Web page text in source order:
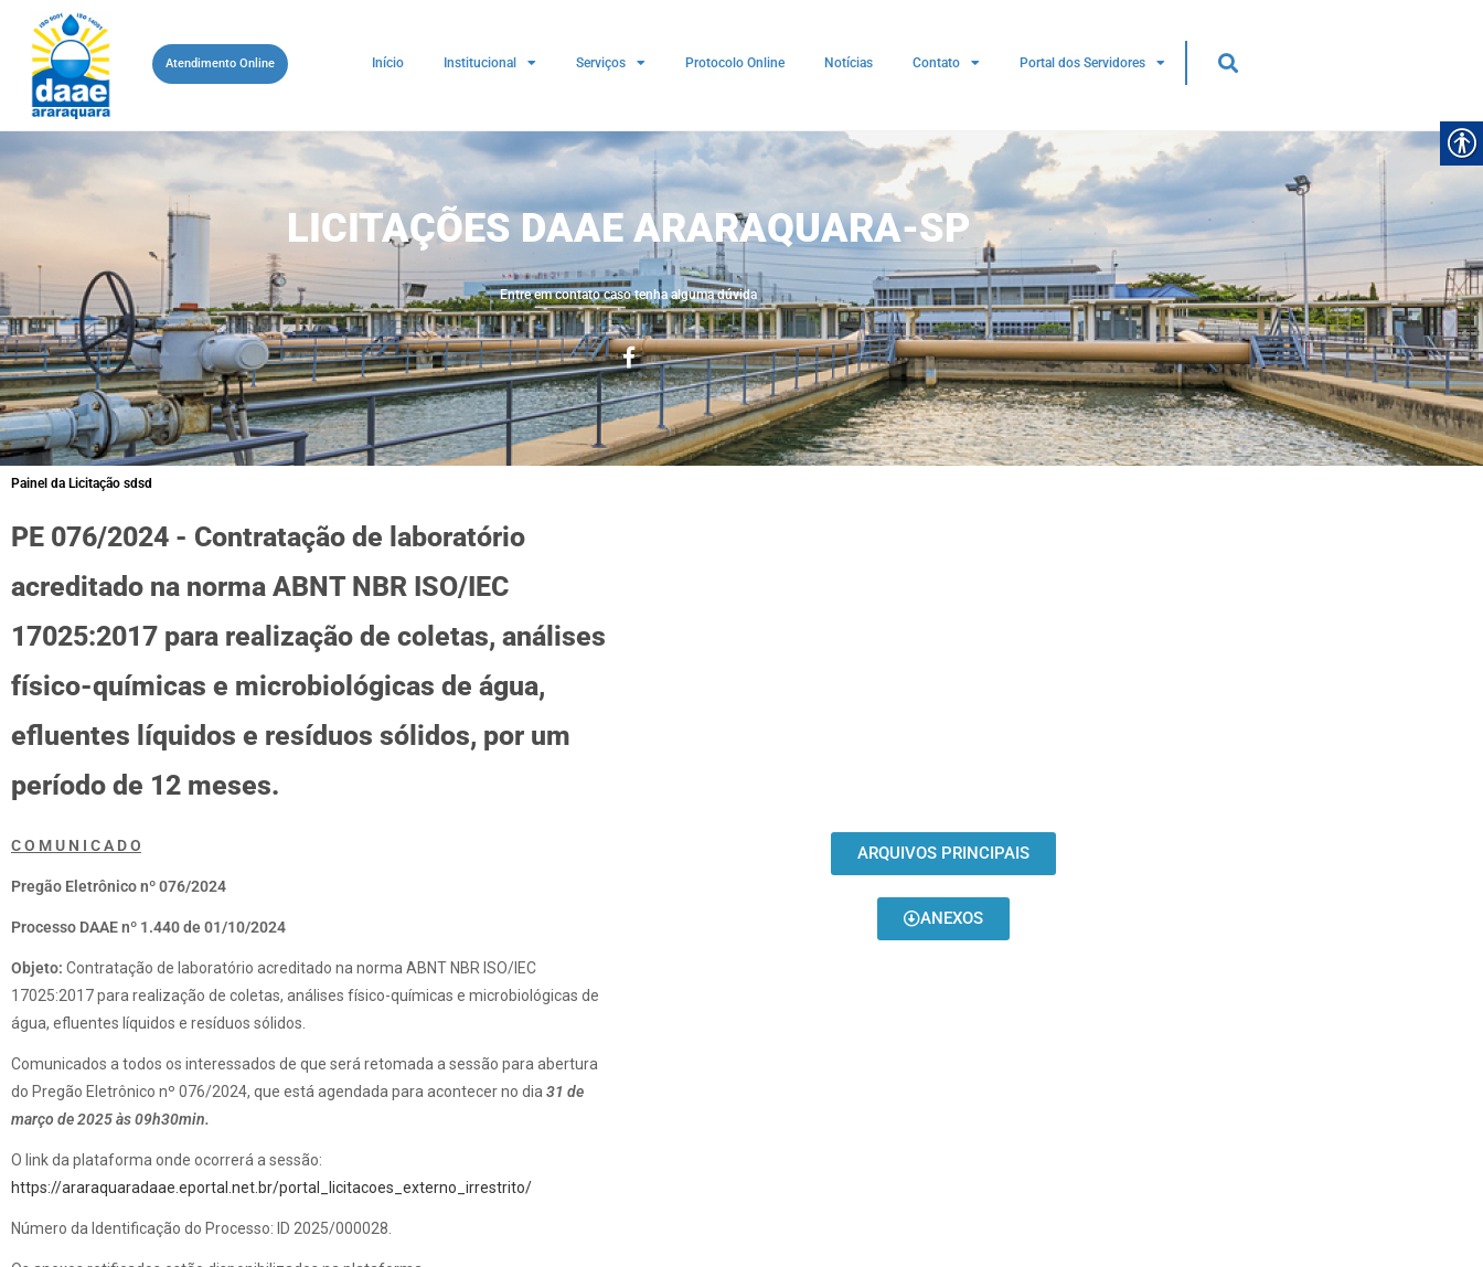
Atendimento Online Início Institucional Serviços Protocolo Online Notícias Contato Portal dos Servidores
LICITAÇÕES DAAE ARARAQUARA-SP
Entre em contato caso tenha alguma dúvida
Painel da Licitação sdsd
PE 076/2024 - Contratação de laboratório
acreditado na norma ABNT NBR ISO/IEC
17025:2017 para realização de coletas, análises
físico-químicas e microbiológicas de água,
efluentes líquidos e resíduos sólidos, por um
período de 12 meses.
C O M U N I C A D O
Pregão Eletrônico nº 076/2024
Processo DAAE nº 1.440 de 01/10/2024
Objeto: Contratação de laboratório acreditado na norma ABNT NBR ISO/IEC
17025:2017 para realização de coletas, análises físico-químicas e microbiológicas de
água, efluentes líquidos e resíduos sólidos.
Comunicados a todos os interessados de que será retomada a sessão para abertura
do Pregão Eletrônico nº 076/2024, que está agendada para acontecer no dia 31 de
março de 2025 às 09h30min.
O link da plataforma onde ocorrerá a sessão:
https://araraquaradaae.eportal.net.br/portal_licitacoes_externo_irrestrito/
Número da Identificação do Processo: ID 2025/000028.
ARQUIVOS PRINCIPAIS
ANEXOS